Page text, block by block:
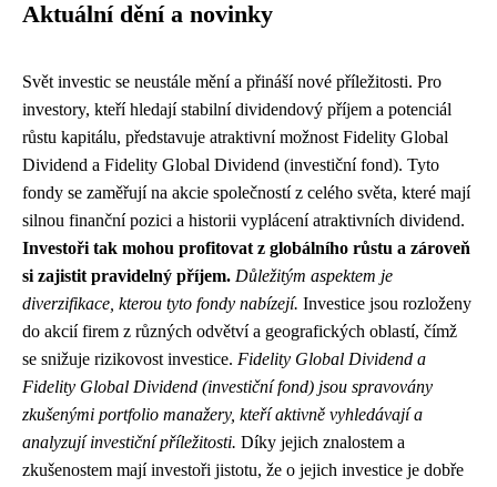
Aktuální dění a novinky
Svět investic se neustále mění a přináší nové příležitosti. Pro
investory, kteří hledají stabilní dividendový příjem a potenciál
růstu kapitálu, představuje atraktivní možnost Fidelity Global
Dividend a Fidelity Global Dividend (investiční fond). Tyto
fondy se zaměřují na akcie společností z celého světa, které mají
silnou finanční pozici a historii vyplácení atraktivních dividend.
Investoři tak mohou profitovat z globálního růstu a zároveň
si zajistit pravidelný příjem. Důležitým aspektem je
diverzifikace, kterou tyto fondy nabízejí. Investice jsou rozloženy
do akcií firem z různých odvětví a geografických oblastí, čímž
se snižuje rizikovost investice. Fidelity Global Dividend a
Fidelity Global Dividend (investiční fond) jsou spravovány
zkušenými portfolio manažery, kteří aktivně vyhledávají a
analyzují investiční příležitosti. Díky jejich znalostem a
zkušenostem mají investoři jistotu, že o jejich investice je dobře